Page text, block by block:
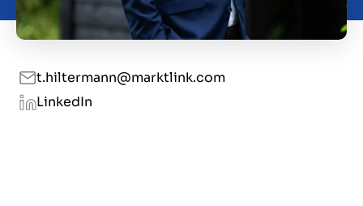
t.hiltermann@marktlink.com
LinkedIn